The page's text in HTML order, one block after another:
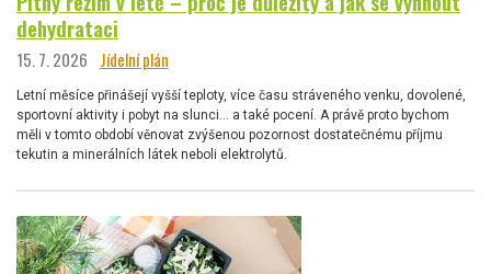
dehydrataci
15. 7. 2026 Jídelní plán
Letní měsíce přinášejí vyšší teploty, více času stráveného venku, dovolené,
sportovní aktivity i pobyt na slunci… a také pocení. A právě proto bychom
měli v tomto období věnovat zvýšenou pozornost dostatečnému příjmu
tekutin a minerálních látek neboli elektrolytů.